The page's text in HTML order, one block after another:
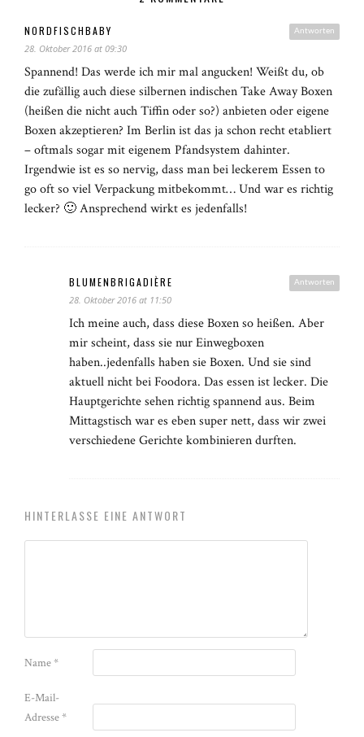
Antworten
NORDFISCHBABY
28. Oktober 2016 at 09:30
Spannend! Das werde ich mir mal angucken! Weißt du, ob
die zufällig auch diese silbernen indischen Take Away Boxen
(heißen die nicht auch Tiffin oder so?) anbieten oder eigene
Boxen akzeptieren? Im Berlin ist das ja schon recht etabliert
– oftmals sogar mit eigenem Pfandsystem dahinter.
Irgendwie ist es so nervig, dass man bei leckerem Essen to
go oft so viel Verpackung mitbekommt… Und war es richtig
lecker? 🙂 Ansprechend wirkt es jedenfalls!
Antworten
BLUMENBRIGADIÈRE
28. Oktober 2016 at 11:50
Ich meine auch, dass diese Boxen so heißen. Aber
mir scheint, dass sie nur Einwegboxen
haben..jedenfalls haben sie Boxen. Und sie sind
aktuell nicht bei Foodora. Das essen ist lecker. Die
Hauptgerichte sehen richtig spannend aus. Beim
Mittagstisch war es eben super nett, dass wir zwei
verschiedene Gerichte kombinieren durften.
HINTERLASSE EINE ANTWORT
Name*
E-Mail-
Adresse*